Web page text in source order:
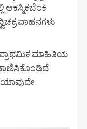
ಆಕಸ್ಮಿಕಬೆಂಕಿ
ವಾಹನಗಳು
ಮಾಹಿತಿಯ
ಯಾವುದೇ